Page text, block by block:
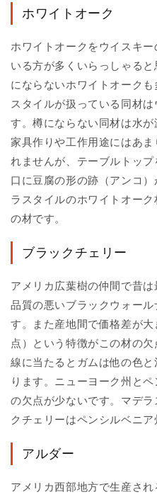
ホワイトオーク
ホワイトオークをウイスキ
いる方が多くいらっしゃる
にならないホワイトオーク
スタイルが扱っている同材
す。樽にならない同材は水
家具作りや工作用途にはあ
れませんが、テーブルトッ
口に豆腐の形の跡（アンコ
ラスタイルのホワイトオー
の材です。
ブラックチェリー
アメリカ広葉樹の仲間で昔
品質の悪いブラックウォー
す。また産地間で価格差が
点）という特徴がこの材の
線に当たるとガムは他の色
ります。ニューヨーク州と
の欠点が少ないです。マデ
クチェリーはペンシルベニア
アルダー
アメリカ西部地方で生産さ